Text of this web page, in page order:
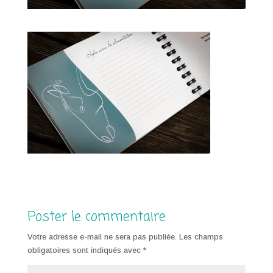
Poster le commentaire
Votre adresse e-mail ne sera pas publiée. Les champs
obligatoires sont indiqués avec *